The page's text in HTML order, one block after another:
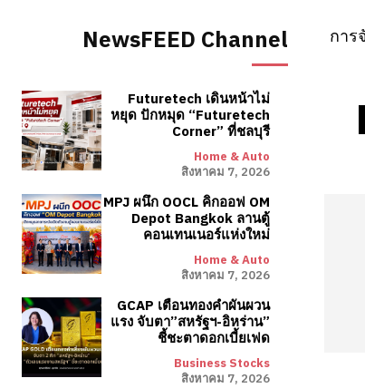
NewsFEED Channel
Futuretech เดินหน้าไม่
หยุด ปักหมุด “Futuretech
Corner” ที่ชลบุรี
Home & Auto
สิงหาคม 7, 2026
MPJ ผนึก OOCL คิกออฟ OM
Depot Bangkok ลานตู้
คอนเทนเนอร์แห่งใหม่
Home & Auto
สิงหาคม 7, 2026
GCAP เตือนทองคำผันผวน
แรง จับตา”สหรัฐฯ-อิหร่าน”
ชี้ชะตาดอกเบี้ยเฟด
Business Stocks
สิงหาคม 7, 2026
การ